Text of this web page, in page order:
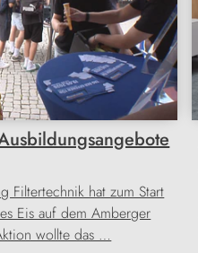
Filtertechnik hat zum Start
Eis auf dem Amberger
wollte das …